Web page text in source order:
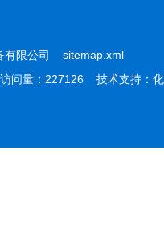
有限公司 sitemap.xml
问量：227126 技术支持： 化